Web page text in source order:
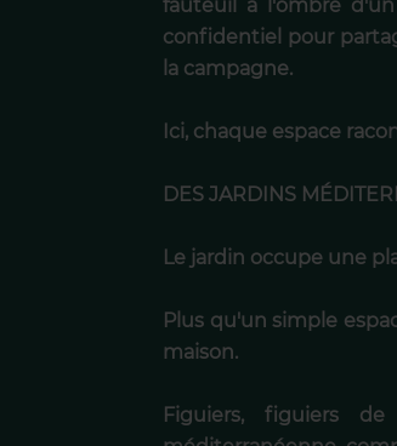
fauteuil à l'ombre
confidentiel pour
la campagne.
Ici, chaque espace
DES JARDINS
Le jardin occupe une
Plus qu'un simple
maison.
Figuiers, figuiers